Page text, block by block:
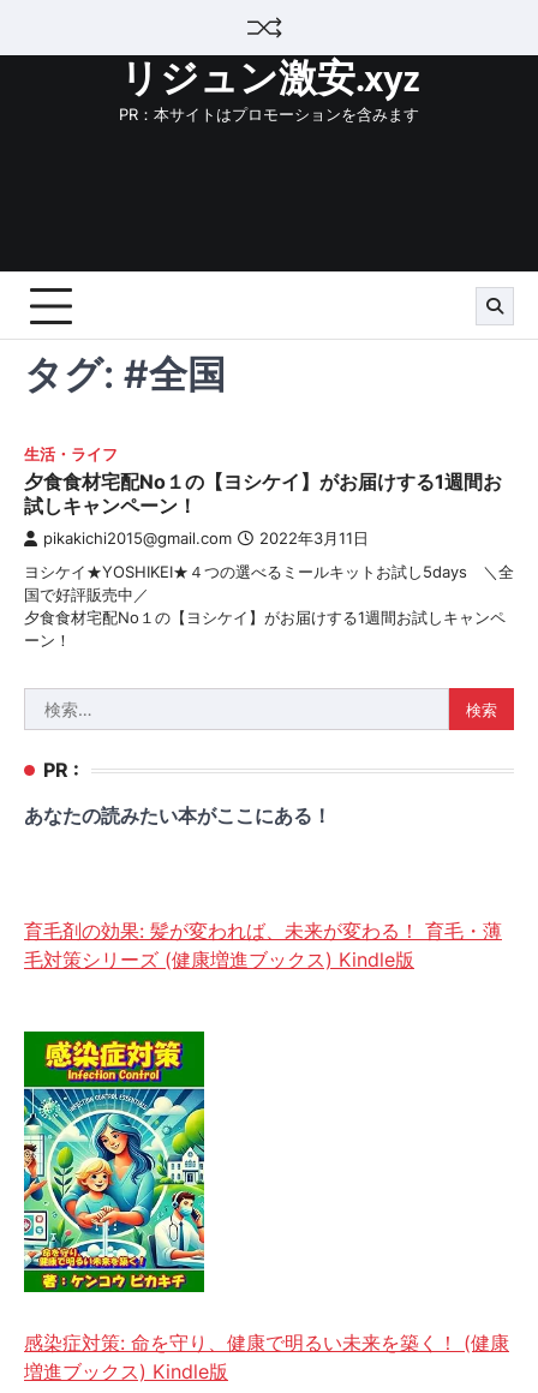
リジュン激安.xyz
PR：本サイトはプロモーションを含みます
タグ: #全国
生活・ライフ
夕食食材宅配No１の【ヨシケイ】がお届けする1週間お
試しキャンペーン！
pikakichi2015@gmail.com 2022年3月11日
ヨシケイ★YOSHIKEI★４つの選べるミールキットお試し5days ＼全
国で好評販売中／
夕食食材宅配No１の【ヨシケイ】がお届けする1週間お試しキャンペ
ーン！
索:
PR :
あなたの読みたい本がここにある！
育毛剤の効果: 髪が変われば、未来が変わる！ 育毛・薄
毛対策シリーズ (健康増進ブックス) Kindle版
感染症対策: 命を守り、健康で明るい未来を築く！ (健康
増進ブックス) Kindle版